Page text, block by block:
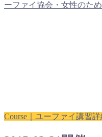
ーファイ協会・女性のた
Course｜ユーファイ講習詳